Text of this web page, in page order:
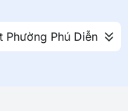
Phường Phú Diễn